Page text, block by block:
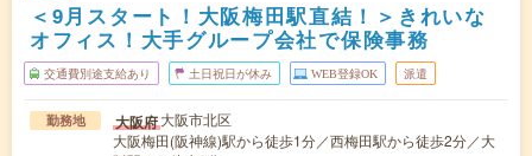
＜9月スタート！大阪梅田駅直結！＞きれいな
オフィス！大手グループ会社で保険事務
交通費別途支給あり 土日祝日が休み WEB登録OK 派遣
勤務地 大阪府大阪市北区
大阪梅田(阪神線)駅から徒歩1分／西梅田駅から徒歩2分／大